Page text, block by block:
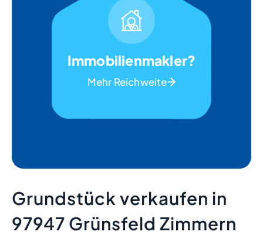
Immobilienmakler?
Mehr Reichweite
Grundstück verkaufen in
97947 Grünsfeld Zimmern